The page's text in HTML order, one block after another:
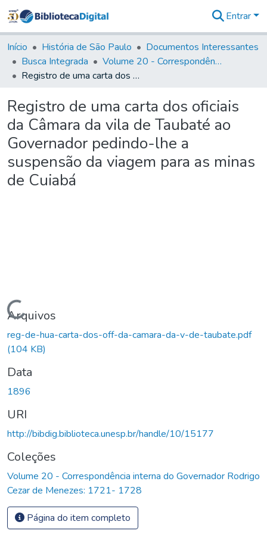
&
Coleções
Tudo na
Biblioteca
Estatísticas
Entrar
Início História de São Paulo
Documentos Interessantes
Busca Integrada
Volume 20 - Correspondência interna do Governador Rodrigo Cezar de Menezes: 1721- 1728
Registro de uma carta dos oficiais da Câmara da vila de Taubaté ao Governador pedindo-lhe a suspensão da viagem para as minas de Cuiabá
Registro de uma carta dos oficiais
da Câmara da vila de Taubaté ao
Governador pedindo-lhe a
suspensão da viagem para as minas
de Cuiabá
Carregando...
Arquivos
reg-de-hua-carta-dos-off-da-camara-da-v-de-taubate.pdf
(104 KB)
Data
1896
URI
http://bibdig.biblioteca.unesp.br/handle/10/15177
Coleções
Volume 20 - Correspondência interna do Governador Rodrigo
Cezar de Menezes: 1721- 1728
Página do item completo